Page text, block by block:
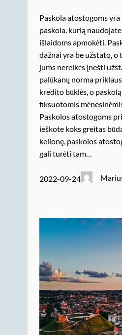
Paskola atostogoms yra
paskola, kurią
išlaidoms apmokėti.
dažnai yra be užstato, o
jums nereikės įnešti
palūkanų norma
kredito būklės, o
fiksuotomis
Paskolos atostogoms
ieškote koks greitas
kelionę, paskolos
gali turėti tam…
2022-09-24